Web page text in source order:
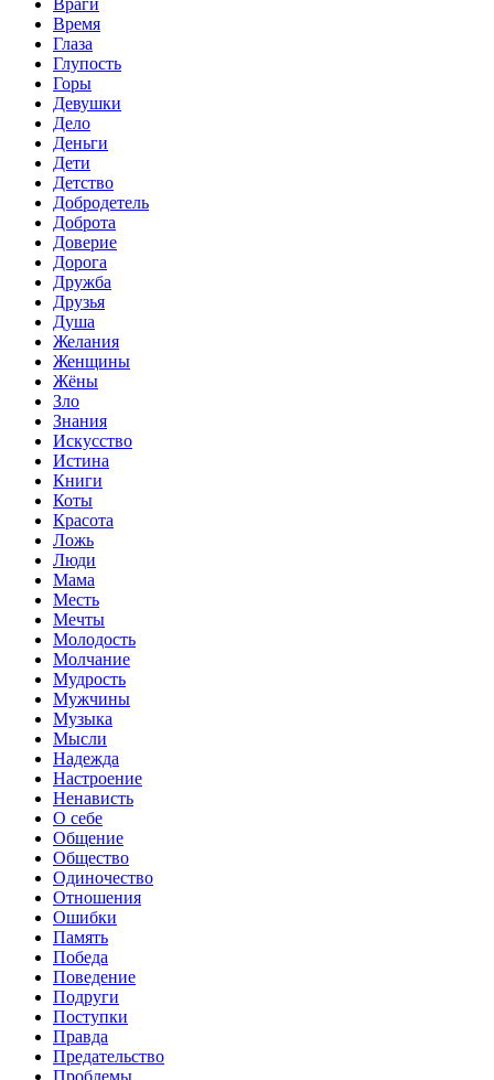
Враги
Время
Глаза
Глупость
Горы
Девушки
Дело
Деньги
Дети
Детство
Добродетель
Доброта
Доверие
Дорога
Дружба
Друзья
Душа
Желания
Женщины
Жёны
Зло
Знания
Искусство
Истина
Книги
Коты
Красота
Ложь
Люди
Мама
Месть
Мечты
Молодость
Молчание
Мудрость
Мужчины
Музыка
Мысли
Надежда
Настроение
Ненависть
О себе
Общение
Общество
Одиночество
Отношения
Ошибки
Память
Победа
Поведение
Подруги
Поступки
Правда
Предательство